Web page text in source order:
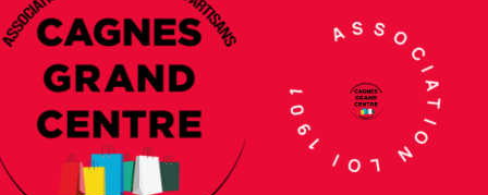
ASSOCIATION LOI 1901